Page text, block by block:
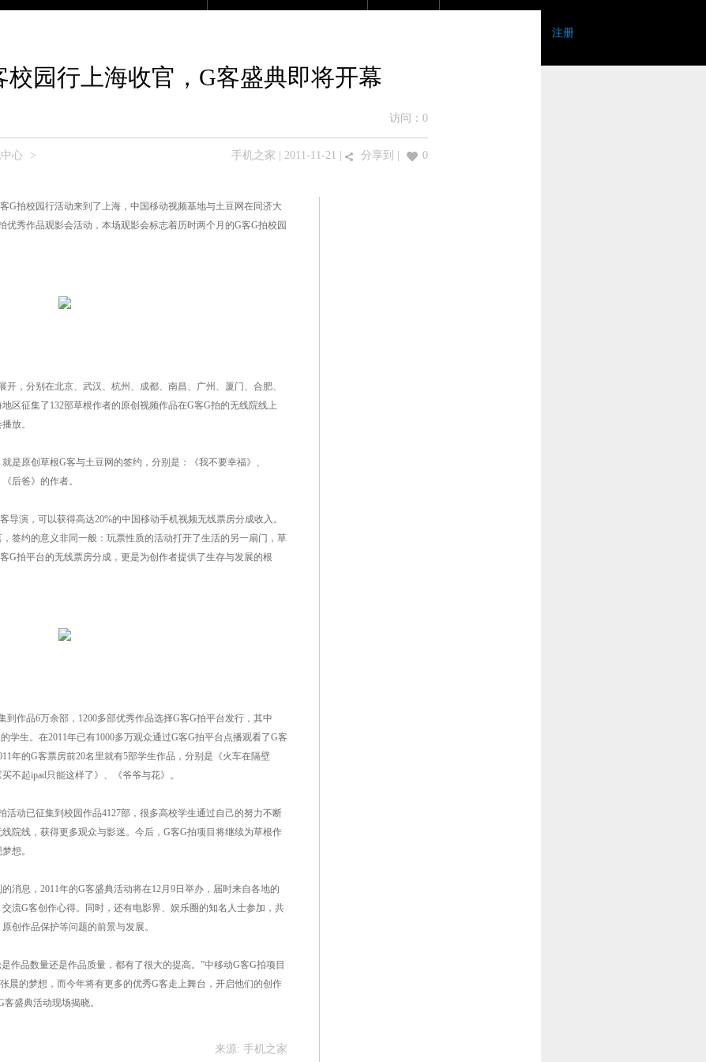
注册
校园行上海收官，G客盛典即将开幕
访问： 0
心 > 手机之家 | 2011-11-21 | 分享到 0
拍校园行活动来到了上海，中国移动视频基地与土豆网在同济大
优秀作品观影会活动，本场观影会标志着历时两个月的G客G拍校园
，分别在北京、武汉、杭州、成都、南昌、广州、厦门、合肥、
区征集了132部草根作者的原创视频作品在G客G拍的无线院线上
放。
原创草根G客与土豆网的签约，分别是：《我不要幸福》、
后爸》的作者。
演，可以获得高达20%的中国移动手机视频无线票房分成收入。
签约的意义非同一般：玩票性质的活动打开了生活的另一扇门，草
G拍平台的无线票房分成，更是为创作者提供了生存与发展的根
作品6万余部，1200多部优秀作品选择G客G拍平台发行，其中
学生。在2011年已有1000多万观众通过G客G拍平台点播观看了G客
年的G客票房前20名里就有5部学生作品，分别是《火车在隔壁
不起ipad只能这样了》、《爷爷与花》。
动已征集到校园作品4127部，很多高校学生通过自己的努力不断
院线，获得更多观众与影迷。今后，G客G拍项目将继续为草根作
想。
息，2011年的G客盛典活动将在12月9日举办，届时来自各地的
流G客创作心得。同时，还有电影界、娱乐圈的知名人士参加，共
创作品保护等问题的前景与发展。
品数量还是作品质量，都有了很大的提高。”中移动G客G拍项目
晨的梦想，而今年将有更多的优秀G客走上舞台，开启他们的创作
盛典活动现场揭晓。
来源: 手机之家